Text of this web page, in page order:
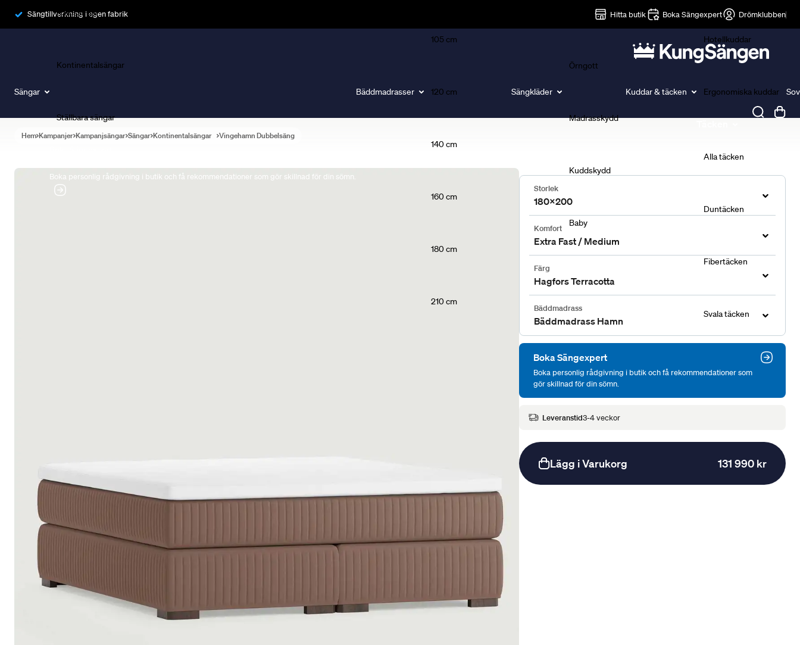
Sängtillverkning i egen fabrik Hitta butik Boka Sängexpert Drömklubben
Sängar
Ramsängar
Kontinentalsängar
Ställbara sängar
Boka personlig rådgivning i butik och få rekommendationer som gör skillnad för din sömn.
Bäddmadrasser
105 cm
120 cm
140 cm
160 cm
180 cm
210 cm
Sängkläder
Örngott
Madrasskydd
Kuddskydd
Baby
Kuddar & täcken
Hotellkuddar
Ergonomiska kuddar
Alla täcken
Duntäcken
Fibertäcken
Svala täcken
Hem Kampanjer Kampanjsängar Sängar Kontinentalsängar Vingehamn Dubbelsäng
Storlek
180x200
Komfort
Extra Fast / Medium
Färg
Hagfors Terracotta
Bäddmadrass
Bäddmadrass Hamn
Boka Sängexpert
Boka personlig rådgivning i butik och få rekommendationer som
gör skillnad för din sömn.
Leveranstid3-4 veckor
Lägg i Varukorg 131 990 kr